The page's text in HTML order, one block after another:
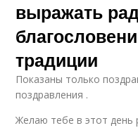
выражать
традиции
Показаны только
поздравления .
Желаю тебе в этот день